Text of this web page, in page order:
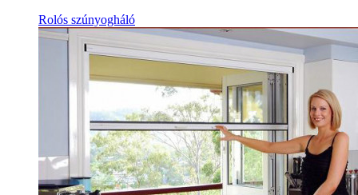
Rolós szúnyogháló